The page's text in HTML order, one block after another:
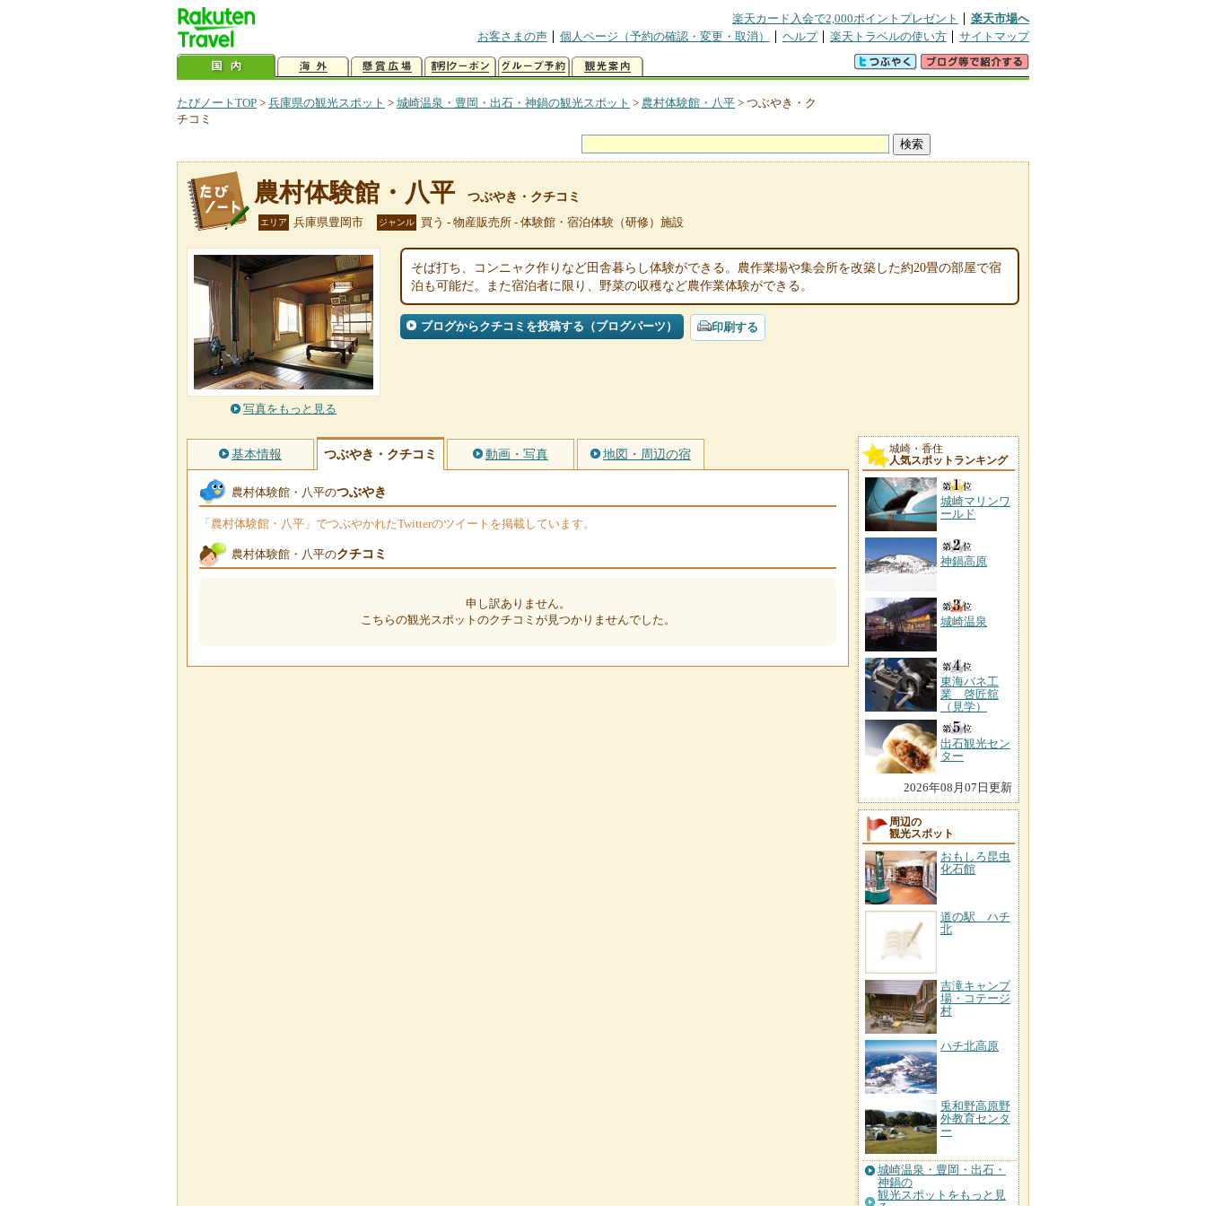
楽天カード入会で2,000ポイントプレゼント
楽天市場へ
お客さまの声
個人ページ（予約の確認・変更・取消） ヘルプ 楽天トラベルの使い方 サイトマップ
たびノートTOP > 兵庫県の観光スポット > 城崎温泉・豊岡・出石・神鍋の観光スポット > 農村体験館・八平 > つぶやき・ク
チコミ
農村体験館・八平 つぶやき・クチコミ
エリア 兵庫県豊岡市 ジャンル 買う - 物産販売所 - 体験館・宿泊体験（研修）施設
写真をもっと見る
そば打ち、コンニャク作りなど田舎暮らし体験ができる。農作業場や集会所を改築した約20畳の部屋で宿
泊も可能だ。また宿泊者に限り、野菜の収穫など農作業体験ができる。
ブログからクチコミを投稿する（ブログパーツ） 印刷する
基本情報 つぶやき・クチコミ 動画・写真 地図・周辺の宿
農村体験館・八平のつぶやき
「農村体験館・八平」でつぶやかれたTwitterのツイートを掲載しています。
農村体験館・八平のクチコミ
申し訳ありません。
こちらの観光スポットのクチコミが見つかりませんでした。
城崎・香住
人気スポットランキング
城崎マリンワ
ールド
神鍋高原
城崎温泉
東海バネ工
業 啓匠舘
（見学）
出石観光セン
ター
2026年08月07日更新
周辺の
観光スポット
おもしろ昆虫
化石館
道の駅 ハチ
北
吉滝キャンプ
場・コテージ
村
ハチ北高原
兎和野高原野
外教育センタ
ー
城崎温泉・豊岡・出石・
神鍋の
観光スポットをもっと見